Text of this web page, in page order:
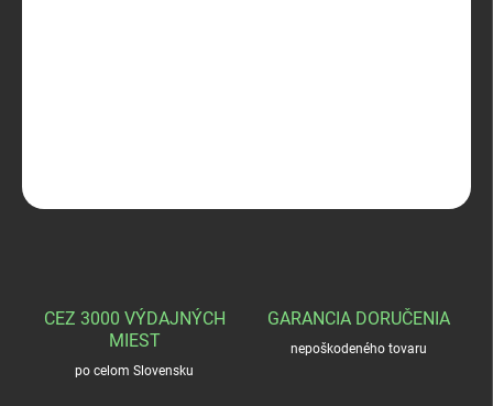
CEZ 3000 VÝDAJNÝCH
MIEST
po celom Slovensku
GARANCIA DORUČENIA
nepoškodeného tovaru